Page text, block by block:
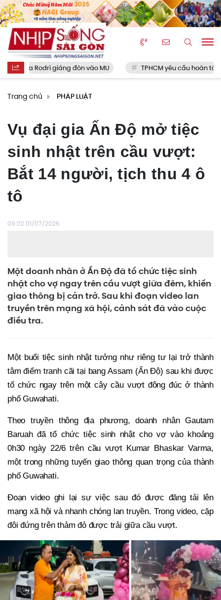
Rodri giáng đòn vào MU TPHCM yêu cầu hoàn tất hồ sơ
Trang chủ PHÁP LUẬT
Vụ đại gia Ấn Độ mở tiệc
sinh nhật trên cầu vượt:
Bắt 14 người, tịch thu 4 ô
tô
09:02 01/07/2026
Một doanh nhân ở Ấn Độ đã tổ chức tiệc sinh
nhật cho vợ ngay trên cầu vượt giữa đêm, khiến
giao thông bị cản trở. Sau khi đoạn video lan
truyền trên mạng xã hội, cảnh sát đã vào cuộc
điều tra.
Một buổi tiệc sinh nhật tưởng như riêng tư lại trở thành
tâm điểm tranh cãi tại bang Assam (Ấn Độ) sau khi được
tổ chức ngay trên một cây cầu vượt đông đúc ở thành
phố Guwahati.
Theo truyền thông địa phương, doanh nhân Gautam
Baruah đã tổ chức tiệc sinh nhật cho vợ vào khoảng
0h30 ngày 22/6 trên cầu vượt Kumar Bhaskar Varma,
một trong những tuyến giao thông quan trọng của thành
phố Guwahati.
Đoạn video ghi lại sự việc sau đó được đăng tải lên
mạng xã hội và nhanh chóng lan truyền. Trong video, cặp
đôi đứng trên thảm đỏ được trải giữa cầu vượt.